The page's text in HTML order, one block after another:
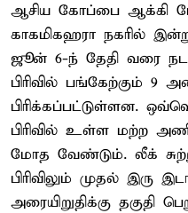
ஆசிய கோப்பை ஆக்கி
காகமிகஹரா நகரில்
ஜூன் 6-ந் தேதி வரை
பிரிவில் பங்கேற்கும் 9
பிரிக்கப்பட்டுள்ளன.
பிரிவில் உள்ள மற்ற
மோத வேண்டும். லீக்
பிரிவிலும் முதல் இரு
அரையிறுதிக்கு தகுதி